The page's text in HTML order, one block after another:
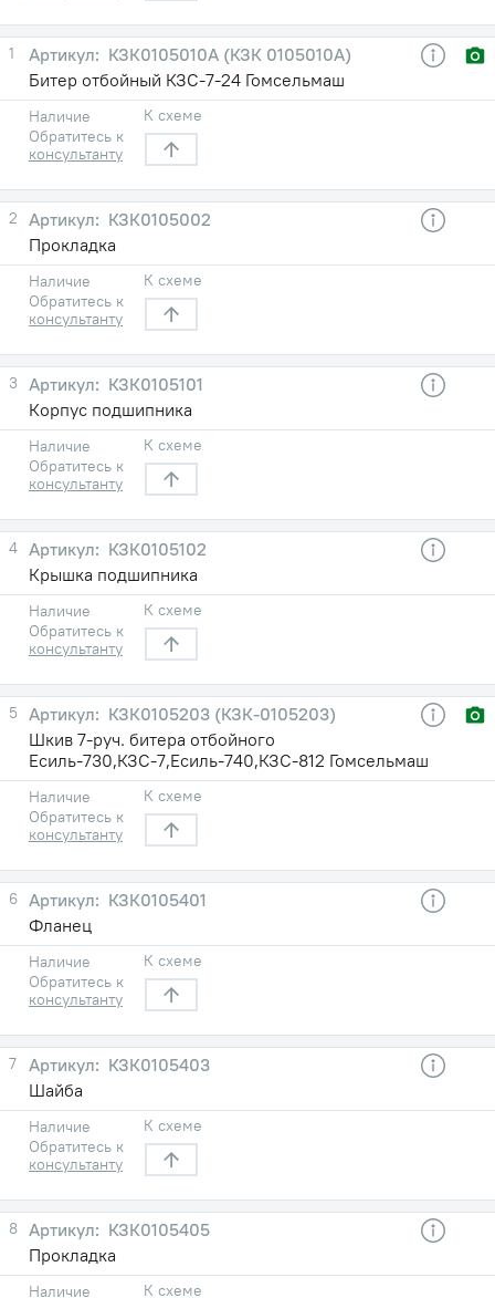
1
КЗК0105010А (КЗК 0105010А)
Битер отбойный КЗС-7-24 Гомсельмаш
Наличие
Обратитесь к
консультанту
К схеме
2
КЗК0105002
Прокладка
Наличие
Обратитесь к
консультанту
К схеме
3
КЗК0105101
Корпус подшипника
Наличие
Обратитесь к
консультанту
К схеме
4
КЗК0105102
Крышка подшипника
Наличие
Обратитесь к
консультанту
К схеме
5
КЗК0105203 (КЗК-0105203)
Шкив 7-руч. битера отбойного
Есиль-730,КЗС-7,Есиль-740,КЗС-812 Гомсельмаш
Наличие
Обратитесь к
консультанту
К схеме
6
КЗК0105401
Фланец
Наличие
Обратитесь к
консультанту
К схеме
7
КЗК0105403
Шайба
Наличие
Обратитесь к
консультанту
К схеме
8
КЗК0105405
Прокладка
Наличие К схеме